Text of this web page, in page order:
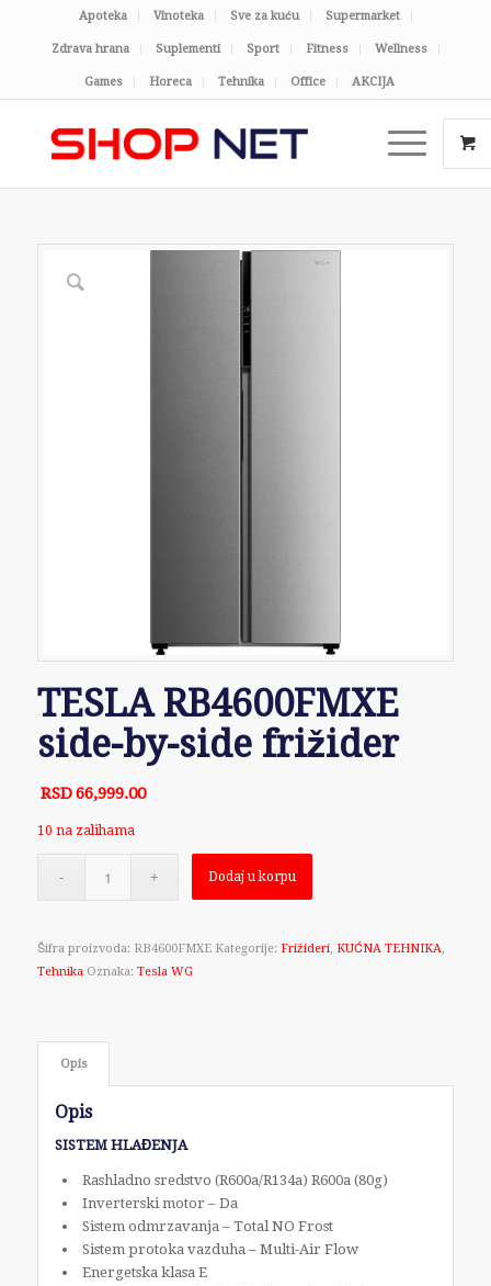
Apoteka Vinoteka Sve za kuću Supermarket
Zdrava hrana Suplementi Sport Fitness Wellness
Games Horeca Tehnika Office AKCIJA
TESLA RB4600FMXE
side-by-side frižider
RSD66,999.00
10 na zalihama
Dodaj u korpu
Šifra proizvoda: RB4600FMXE Kategorije: Frižideri, KUĆNA TEHNIKA,
Tehnika Oznaka: Tesla WG
Opis
Opis
SISTEM HLAĐENJA
Rashladno sredstvo (R600a/R134a) R600a (80g)
Inverterski motor – Da
Sistem odmrzavanja – Total NO Frost
Sistem protoka vazduha – Multi-Air Flow
Energetska klasa E